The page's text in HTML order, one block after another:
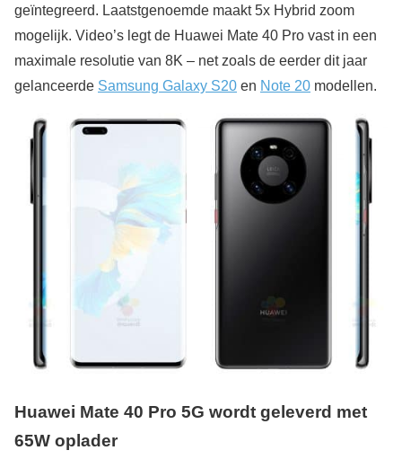
geïntegreerd. Laatstgenoemde maakt 5x Hybrid zoom
mogelijk. Video’s legt de Huawei Mate 40 Pro vast in een
maximale resolutie van 8K – net zoals de eerder dit jaar
gelanceerde Samsung Galaxy S20 en Note 20 modellen.
Huawei Mate 40 Pro 5G wordt geleverd met
65W oplader